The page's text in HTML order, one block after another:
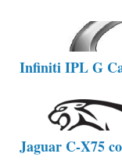
Infiniti IPL G
Jaguar C-X75